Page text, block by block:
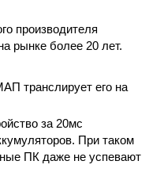
производителя
рынке более 20 лет.
транслирует его на
за 20мс
При таком
ПК даже не успевают